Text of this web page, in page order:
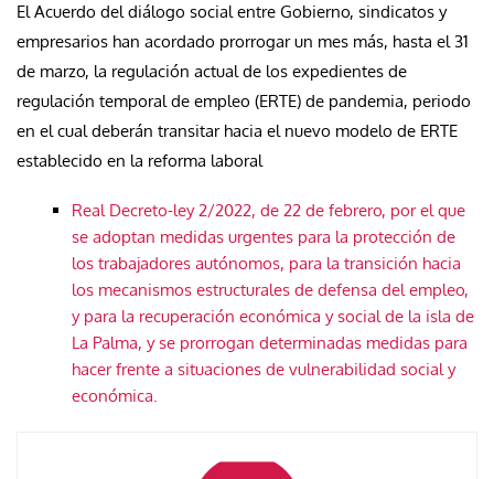
El Acuerdo del diálogo social entre Gobierno, sindicatos y
empresarios han acordado prorrogar un mes más, hasta el 31
de marzo, la regulación actual de los expedientes de
regulación temporal de empleo (ERTE) de pandemia, periodo
en el cual deberán transitar hacia el nuevo modelo de ERTE
establecido en la reforma laboral
Real Decreto-ley 2/2022, de 22 de febrero, por el que
se adoptan medidas urgentes para la protección de
los trabajadores autónomos, para la transición hacia
los mecanismos estructurales de defensa del empleo,
y para la recuperación económica y social de la isla de
La Palma, y se prorrogan determinadas medidas para
hacer frente a situaciones de vulnerabilidad social y
económica.